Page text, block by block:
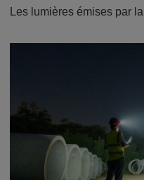
Les lumières émises par